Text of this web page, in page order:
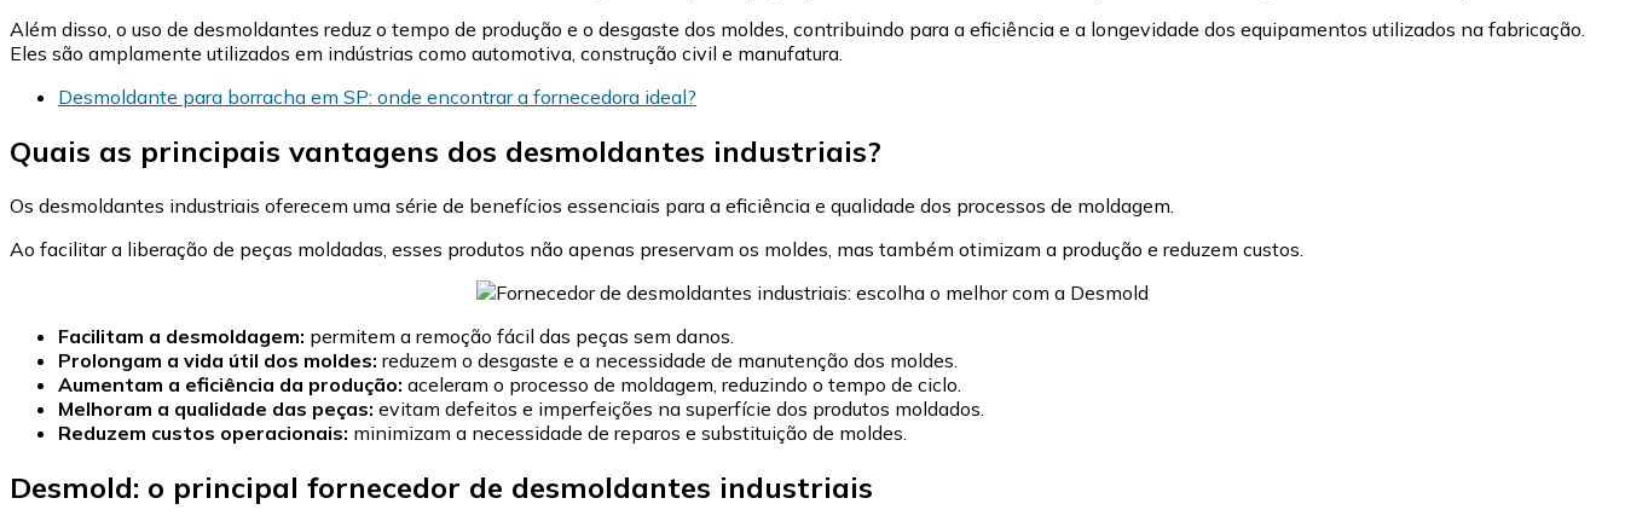
Além disso, o uso de desmoldantes reduz o tempo de produção e o desgaste dos moldes, contribuindo para a eficiência e a longevidade dos equipamentos utilizados na fabricação.
Eles são amplamente utilizados em indústrias como automotiva, construção civil e manufatura.
Desmoldante para borracha em SP: onde encontrar a fornecedora ideal?
Quais as principais vantagens dos desmoldantes industriais?
Os desmoldantes industriais oferecem uma série de benefícios essenciais para a eficiência e qualidade dos processos de moldagem.
Ao facilitar a liberação de peças moldadas, esses produtos não apenas preservam os moldes, mas também otimizam a produção e reduzem custos.
Facilitam a desmoldagem: permitem a remoção fácil das peças sem danos.
Prolongam a vida útil dos moldes: reduzem o desgaste e a necessidade de manutenção dos moldes.
Aumentam a eficiência da produção: aceleram o processo de moldagem, reduzindo o tempo de ciclo.
Melhoram a qualidade das peças: evitam defeitos e imperfeições na superfície dos produtos moldados.
Reduzem custos operacionais: minimizam a necessidade de reparos e substituição de moldes.
Desmold: o principal fornecedor de desmoldantes industriais